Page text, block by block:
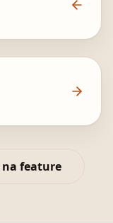
feature